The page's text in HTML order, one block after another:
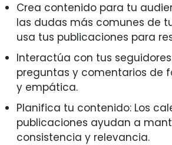
Crea contenido para tu
las dudas más comunes de
usa tus publicaciones para
Interactúa con tus
preguntas y comentarios de
y empática.
Planifica tu contenido: Los
publicaciones ayudan a
consistencia y relevancia.